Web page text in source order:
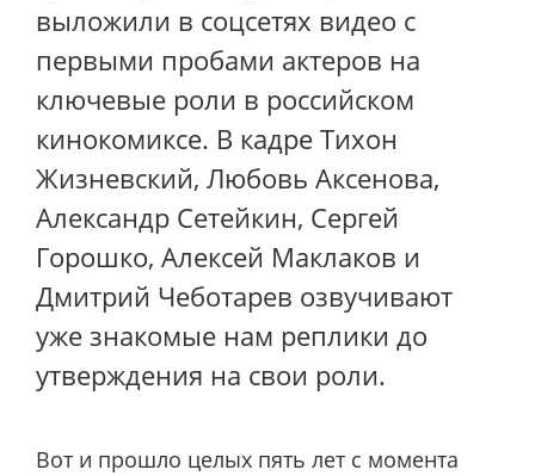
выложили в соцсетях видео с
первыми пробами актеров на
ключевые роли в российском
кинокомиксе. В кадре Тихон
Жизневский, Любовь Аксенова,
Александр Сетейкин, Сергей
Горошко, Алексей Маклаков и
Дмитрий Чеботарев озвучивают
уже знакомые нам реплики до
утверждения на свои роли.
Вот и прошло целых пять лет с момента